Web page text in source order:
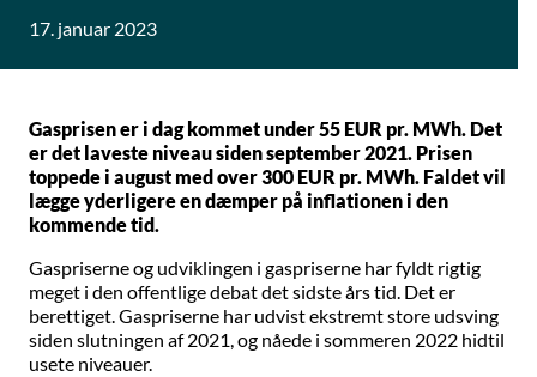
17. januar 2023
Gasprisen er i dag kommet under 55 EUR pr. MWh. Det
er det laveste niveau siden september 2021. Prisen
toppede i august med over 300 EUR pr. MWh. Faldet vil
lægge yderligere en dæmper på inflationen i den
kommende tid.
Gaspriserne og udviklingen i gaspriserne har fyldt rigtig
meget i den offentlige debat det sidste års tid. Det er
berettiget. Gaspriserne har udvist ekstremt store udsving
siden slutningen af 2021, og nåede i sommeren 2022 hidtil
usete niveauer.